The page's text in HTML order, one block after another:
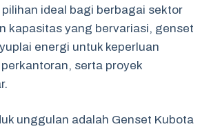
ideal bagi berbagai sektor
kapasitas yang bervariasi, genset
energi untuk keperluan
serta proyek
unggulan adalah Genset Kubota